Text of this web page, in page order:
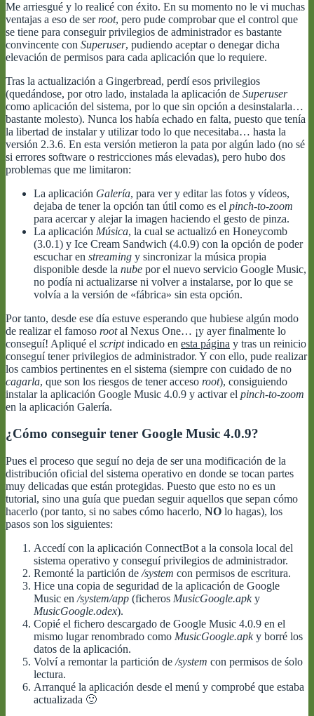
Me arriesgué y lo realicé con éxito. En su momento no le vi muchas
ventajas a eso de serroot, pero pude comprobar que el control que
se tiene para conseguir privilegios de administrador es bastante
convincente con Superuser, pudiendo aceptar o denegar dicha
elevación de permisos para cada aplicación que lo requiere.
Tras la actualización a Gingerbread, perdí esos privilegios
(quedándose, por otro lado, instalada la aplicación de Superuser
como aplicación del sistema, por lo que sin opción a desinstalarla…
bastante molesto). Nunca los había echado en falta, puesto que tenía
la libertad de instalar y utilizar todo lo que necesitaba… hasta la
versión 2.3.6. En esta versión metieron la pata por algún lado (no sé
si errores software o restricciones más elevadas), pero hubo dos
problemas que me limitaron:
La aplicación Galería, para ver y editar las fotos y vídeos,
dejaba de tener la opción tan útil como es el pinch-to-zoom
para acercar y alejar la imagen haciendo el gesto de pinza.
La aplicación Música, la cual se actualizó en Honeycomb
(3.0.1) y Ice Cream Sandwich (4.0.9) con la opción de poder
escuchar en streaming y sincronizar la música propia
disponible desde la nube por el nuevo servicio Google Music,
no podía ni actualizarse ni volver a instalarse, por lo que se
volvía a la versión de «fábrica» sin esta opción.
Por tanto, desde ese día estuve esperando que hubiese algún modo
de realizar el famoso rootal Nexus One… ¡y ayer finalmente lo
conseguí! Apliqué el scriptindicado en esta página y tras un reinicio
conseguí tener privilegios de administrador. Y con ello, pude realizar
los cambios pertinentes en el sistema (siempre con cuidado de no
cagarla, que son los riesgos de tener acceso root), consiguiendo
instalar la aplicación Google Music 4.0.9 y activar el pinch-to-zoom
en la aplicación Galería.
¿Cómo conseguir tener Google Music 4.0.9?
Pues el proceso que seguí no deja de ser una modificación de la
distribución oficial del sistema operativo en donde se tocan partes
muy delicadas que están protegidas. Puesto que esto no es un
tutorial, sino una guía que puedan seguir aquellos que sepan cómo
hacerlo (por tanto, si no sabes cómo hacerlo, NO lo hagas), los
pasos son los siguientes:
Accedí con la aplicación ConnectBot a la consola local del
sistema operativo y conseguí privilegios de administrador.
Remonté la partición de /system con permisos de escritura.
Hice una copia de seguridad de la aplicación de Google
Music en /system/app (ficheros MusicGoogle.apky
MusicGoogle.odex).
Copié el fichero descargado de Google Music 4.0.9 en el
mismo lugar renombrado como MusicGoogle.apky borré los
datos de la aplicación.
Volví a remontar la partición de /system con permisos de śolo
lectura.
Arranqué la aplicación desde el menú y comprobé que estaba
actualizada 🙂